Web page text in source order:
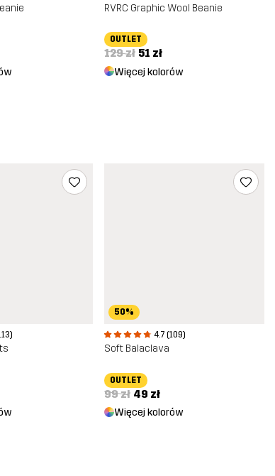
RVRC Graphic Wool Beanie
OUTLET
129 zł 51 zł
Więcej kolorów
50%
4.7 (109)
Soft Balaclava
OUTLET
99 zł 49 zł
Więcej kolorów